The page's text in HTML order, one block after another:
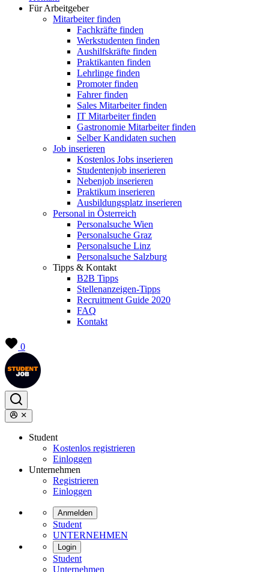
Für Arbeitgeber
Mitarbeiter finden
Fachkräfte finden
Werkstudenten finden
Aushilfskräfte finden
Praktikanten finden
Lehrlinge finden
Promoter finden
Fahrer finden
Sales Mitarbeiter finden
IT Mitarbeiter finden
Gastronomie Mitarbeiter finden
Selber Kandidaten suchen
Job inserieren
Kostenlos Jobs inserieren
Studentenjob inserieren
Nebenjob inserieren
Praktikum inserieren
Ausbildungsplatz inserieren
Personal in Österreich
Personalsuche Wien
Personalsuche Graz
Personalsuche Linz
Personalsuche Salzburg
Tipps & Kontakt
B2B Tipps
Stellenanzeigen-Tipps
Recruitment Guide 2020
FAQ
Kontakt
0
Student
Kostenlos registrieren
Einloggen
Unternehmen
Registrieren
Einloggen
Anmelden
Student
UNTERNEHMEN
Login
Student
Unternehmen